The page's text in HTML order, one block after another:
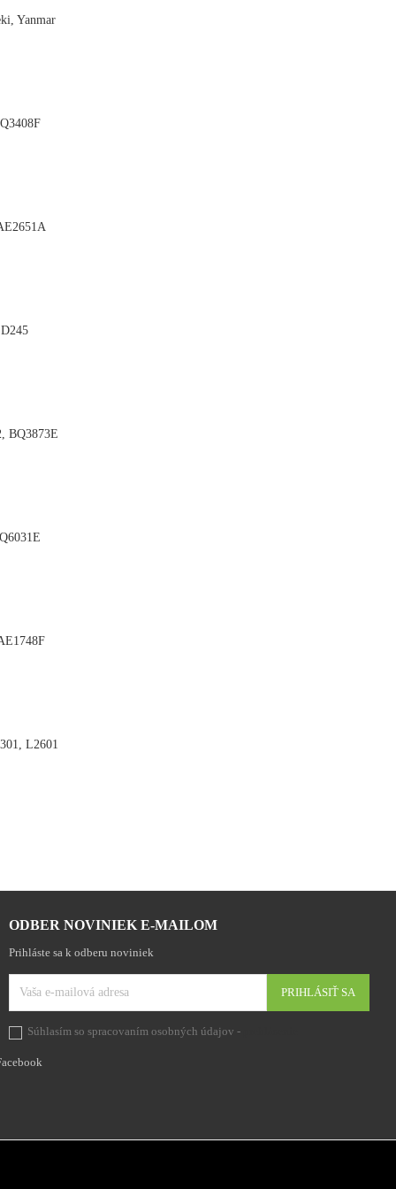
Yanmar
BQ3873E
L2601
ODBER NOVINIEK E-MAILOM
Prihláste sa k odberu noviniek
Súhlasím so spracovaním osobných údajov -